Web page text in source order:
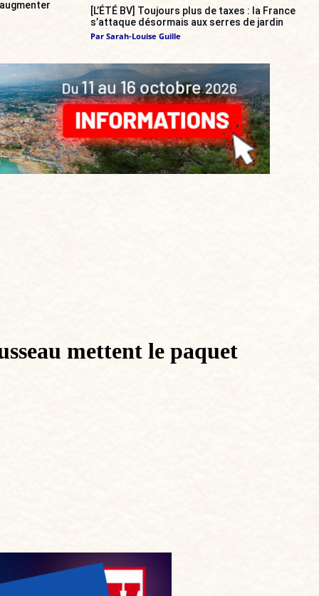
[L’ÉTÉ BV] Toujours plus de taxes : la France
s’attaque désormais aux serres de jardin
Par Sarah-Louise Guille
mettent le paquet